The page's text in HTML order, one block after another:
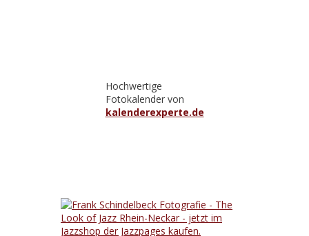
Hochwertige
Fotokalender von
kalenderexperte.de